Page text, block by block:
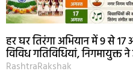
हर घर तिरंगा अभियान में 9 से
विविध गतिविधियां, निगमायुक्त
RashtraRakshak